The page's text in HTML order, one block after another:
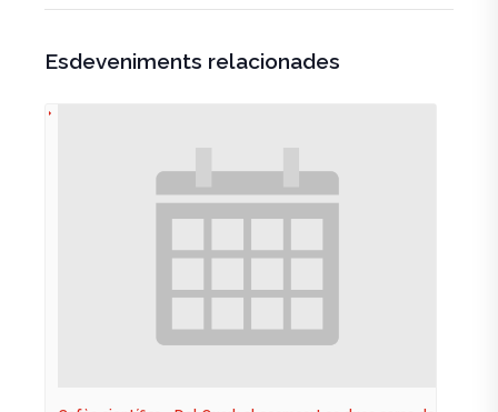
Esdeveniments relacionades